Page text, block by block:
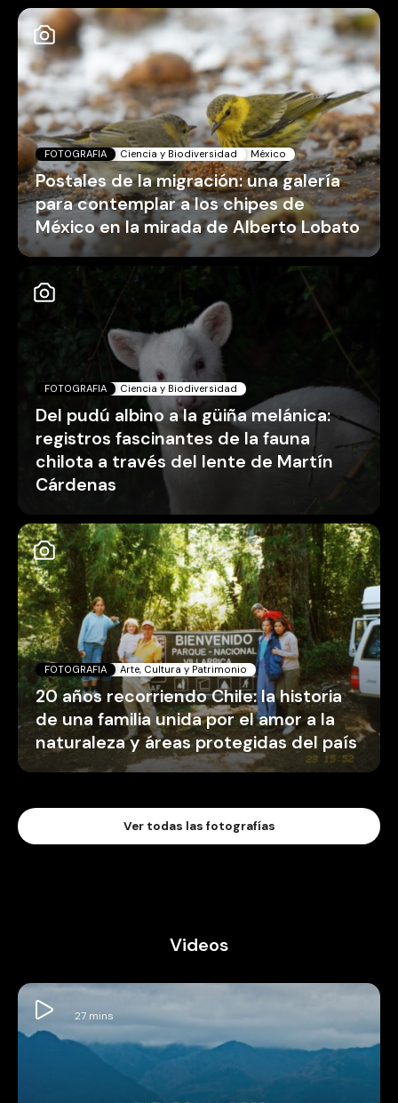
FOTOGRAFIA Ciencia y Biodiversidad México
Postales de la migración: una galería
para contemplar a los chipes de
México en la mirada de Alberto Lobato
FOTOGRAFIA Ciencia y Biodiversidad
Del pudú albino a la güiña melánica:
registros fascinantes de la fauna
chilota a través del lente de Martín
Cárdenas
FOTOGRAFIA Arte, Cultura y Patrimonio
20 años recorriendo Chile: la historia
de una familia unida por el amor a la
naturaleza y áreas protegidas del país
Ver todas las fotografías
Videos